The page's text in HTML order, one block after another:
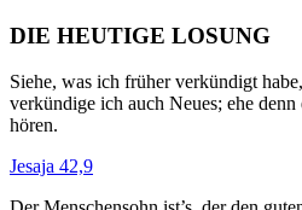
DIE HEUTIGE LOSUNG
Siehe, was ich früher verkündigt
verkündige ich auch Neues; ehe denn
hören.
Jesaja 42,9